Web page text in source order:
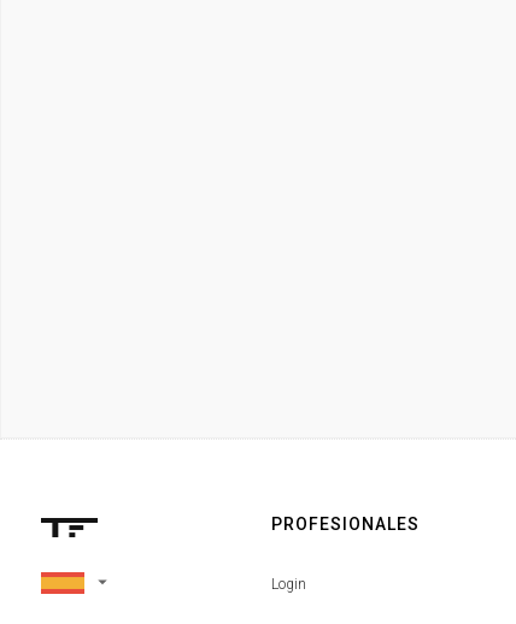
arrow_drop_down
PROFESIONALES
Login